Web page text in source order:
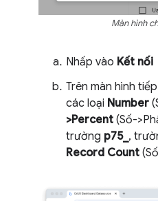
Màn hình
Nhấp vào Kết nối
Trên màn hình
các loại Number
>Percent (Số-
trường p75_ ,
Record Count